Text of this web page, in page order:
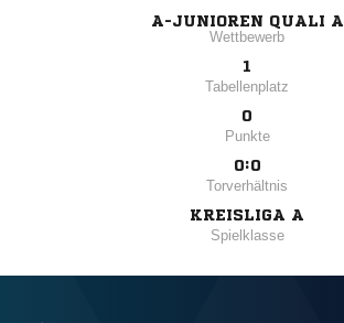
A-JUNIOREN QUALI A
Wettbewerb
1
Tabellenplatz
0
Punkte
0:0
Torverhältnis
KREISLIGA A
Spielklasse